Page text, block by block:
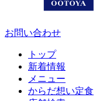
お問い合わせ
トップ
新着情報
メニュー
からだ想い定食